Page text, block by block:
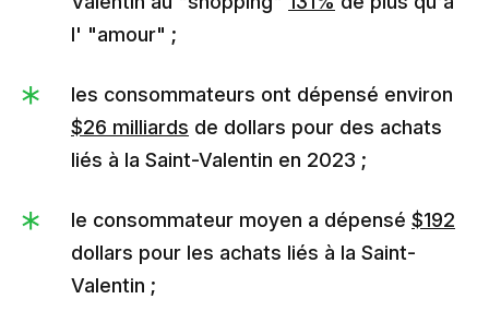
l' "amour" ;
les consommateurs ont dépensé environ
$26 milliards de dollars pour des achats
liés à la Saint-Valentin en 2023 ;
le consommateur moyen a dépensé $192
dollars pour les achats liés à la Saint-
Valentin ;